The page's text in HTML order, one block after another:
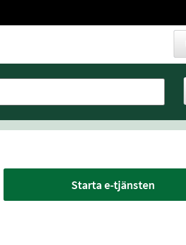
Starta e-tjänsten